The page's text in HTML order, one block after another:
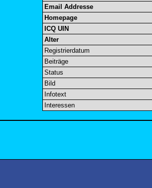
Email Addresse
Homepage
ICQ UIN
Alter
Registrierdatum
Beiträge
Status
Bild
Infotext
Interessen